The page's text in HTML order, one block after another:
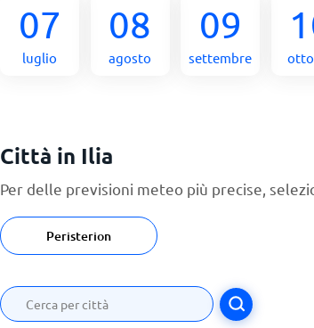
07
luglio
08
agosto
09
settembre
Città in Ilia
Per delle previsioni meteo più precise,
Peristerion